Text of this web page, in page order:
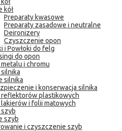
kół
Preparaty kwasowe
Preparaty zasadowe i neutralne
Deironizery
Czyszczenie opon
i Powłoki do felg
do opon
i chromu
silnika
i konserwacja silnika
reflektorów plastikowych
i folii matowych
szyb
i czyszczenie szyb